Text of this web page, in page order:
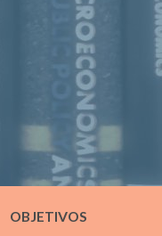
OBJETIVOS